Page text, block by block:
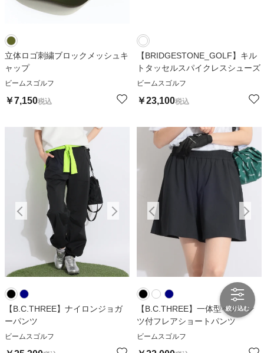
立体ロゴ刺繍ブロックメッシュキ
ャップ
ビームスゴルフ
￥7,150税込
【BRIDGESTONE_GOLF】キル
トタッセルスパイクレスシューズ
ビームスゴルフ
￥23,100税込
【B.C.THREE】ナイロンジョガ
ーパンツ
ビームスゴルフ
【B.C.THREE】一体型ぺチパン
ツ付フレアショートパンツ
ビームスゴルフ
絞り込む